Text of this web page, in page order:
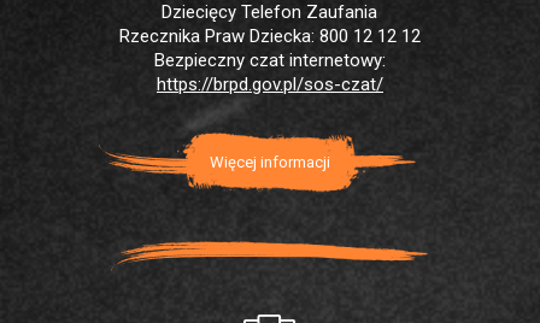
Dziecięcy Telefon Zaufania
Rzecznika Praw Dziecka: 800 12 12 12
Bezpieczny czat internetowy:
https://brpd.gov.pl/sos-czat/
Więcej informacji